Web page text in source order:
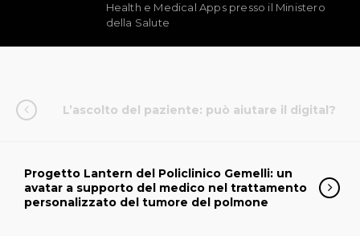
Health e Medical Apps presso il Ministero
della Salute
L’ascolto del paziente: può aiutare il digital?
Progetto Lantern del Policlinico Gemelli: un
avatar a supporto del medico nel trattamento
personalizzato del tumore del polmone